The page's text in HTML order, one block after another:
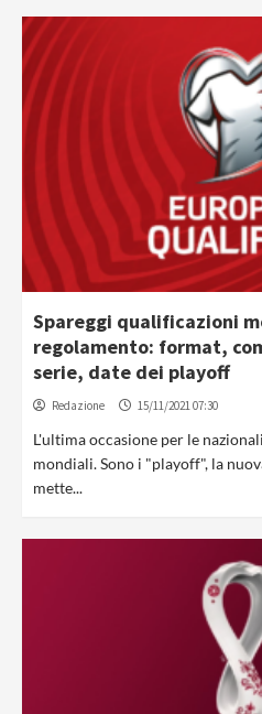
Spareggi qualificazioni
regolamento: format,
serie, date dei playoff
Redazione 15/11/2021 07:30
L'ultima occasione per le
mondiali. Sono i "playoff", la
mette...